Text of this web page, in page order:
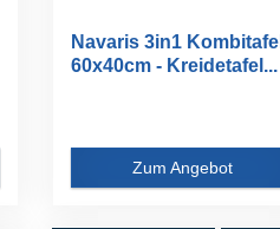
Navaris 3in1 Kombitafel
60x40cm - Kreidetafel...
Zum Angebot